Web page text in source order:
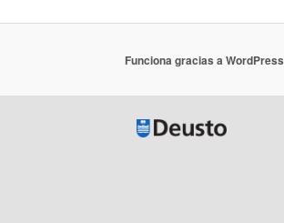
Funciona gracias a WordPress